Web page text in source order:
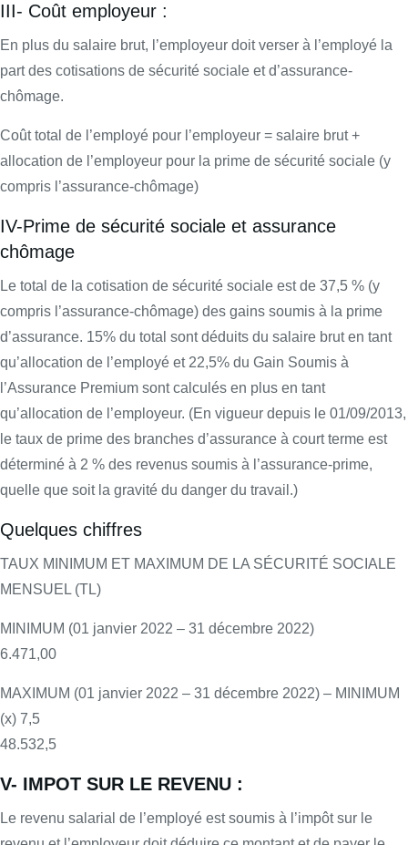
III- Coût employeur :
En plus du salaire brut, l’employeur doit verser à l’employé la
part des cotisations de sécurité sociale et d’assurance-
chômage.
Coût total de l’employé pour l’employeur = salaire brut +
allocation de l’employeur pour la prime de sécurité sociale (y
compris l’assurance-chômage)
IV-Prime de sécurité sociale et assurance
chômage
Le total de la cotisation de sécurité sociale est de 37,5 % (y
compris l’assurance-chômage) des gains soumis à la prime
d’assurance. 15% du total sont déduits du salaire brut en tant
qu’allocation de l’employé et 22,5% du Gain Soumis à
l’Assurance Premium sont calculés en plus en tant
qu’allocation de l’employeur. (En vigueur depuis le 01/09/2013,
le taux de prime des branches d’assurance à court terme est
déterminé à 2 % des revenus soumis à l’assurance-prime,
quelle que soit la gravité du danger du travail.)
Quelques chiffres
TAUX MINIMUM ET MAXIMUM DE LA SÉCURITÉ SOCIALE
MENSUEL (TL)
MINIMUM (01 janvier 2022 – 31 décembre 2022)
6.471,00
MAXIMUM (01 janvier 2022 – 31 décembre 2022) – MINIMUM
(x) 7,5
48.532,5
V- IMPOT SUR LE REVENU :
Le revenu salarial de l’employé est soumis à l’impôt sur le